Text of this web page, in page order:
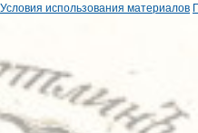
Условия использования материалов